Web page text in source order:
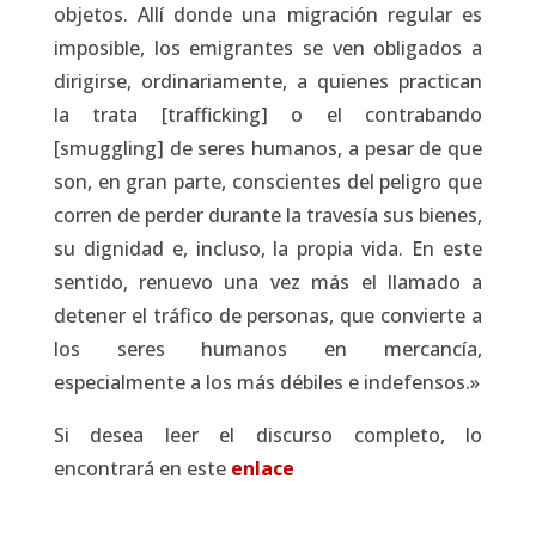
objetos. Allí donde una migración regular es
imposible, los emigrantes se ven obligados a
dirigirse, ordinariamente, a quienes practican
la trata [trafficking] o el contrabando
[smuggling] de seres humanos, a pesar de que
son, en gran parte, conscientes del peligro que
corren de perder durante la travesía sus bienes,
su dignidad e, incluso, la propia vida. En este
sentido, renuevo una vez más el llamado a
detener el tráfico de personas, que convierte a
los seres humanos en mercancía,
especialmente a los más débiles e indefensos.»
Si desea leer el discurso completo, lo
encontrará en este enlace